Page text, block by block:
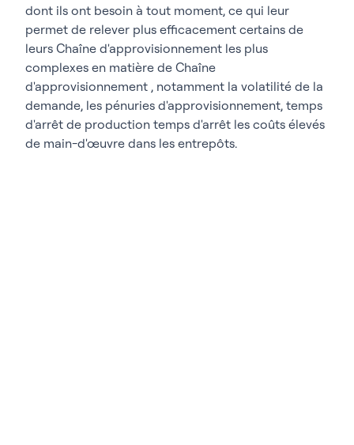
dont ils ont besoin à tout moment, ce qui leur
permet de relever plus efficacement certains de
leurs Chaîne d'approvisionnement les plus
complexes en matière de Chaîne
d'approvisionnement , notamment la volatilité de la
demande, les pénuries d'approvisionnement, temps
d'arrêt de production temps d'arrêt les coûts élevés
de main-d'œuvre dans les entrepôts.